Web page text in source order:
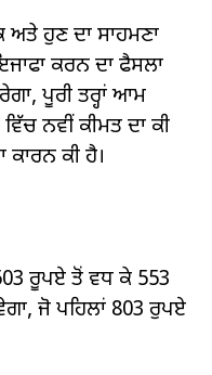
ਹੁਣ ਦਾ ਸਾਹਮਣਾ
ਕਰਨ ਦਾ ਫੈਸਲਾ
ਪੂਰੀ ਤਰ੍ਹਾਂ ਆਮ
ਨਵੀਂ ਕੀਮਤ ਦਾ ਕੀ
ਕੀ ਹੈ।
ਰੂਪਏ ਤੋਂ ਵਧ ਕੇ 553
ਜੋ ਪਹਿਲਾਂ 803 ਰੁਪਏ